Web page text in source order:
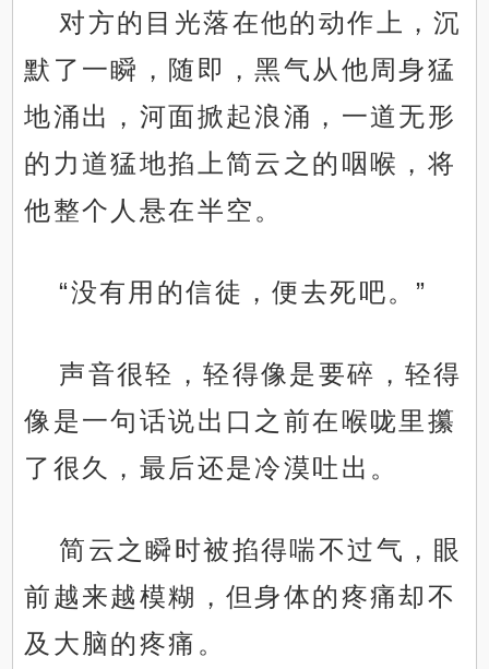
对方的目光落在他的动作上，沉
默了一瞬，随即，黑气从他周身猛
地涌出，河面掀起浪涌，一道无形
的力道猛地掐上简云之的咽喉，将
他整个人悬在半空。
“没有用的信徒，便去死吧。”
声音很轻，轻得像是要碎，轻得
像是一句话说出口之前在喉咙里攥
了很久，最后还是冷漠吐出。
简云之瞬时被掐得喘不过气，眼
前越来越模糊，但身体的疼痛却不
及大脑的疼痛。